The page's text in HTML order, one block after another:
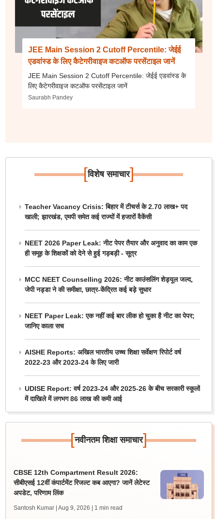
JEE Main Session 2 Cutoff Percentile: जेईई
एडवांस्ड के लिए कैटेगरीवाइज कटऑफ परसेंटाइल जानें
JEE Main Session 2 Cutoff Percentile: जेईई एडवांस्ड के
लिए कैटेगरीवाइज कटऑफ परसेंटाइल जानें
Saurabh Pandey
[विशेष समाचार]
Teacher Vacancy Crisis: बिहार में टीचर्स के 2.70 लाख+ पद
खाली; झारखंड, एमपी समेत कई राज्यों में हजारों वैकेंसी
NEET 2026 Paper Leak: नीट पेपर तैयार और अनुवाद का काम एक
ही समूह के शिक्षकों को देने से हुई गड़बड़ी - सूत्र
MCC NEET Counselling 2026: नीट काउंसलिंग शेड्यूल जल्द,
जेपी नड्डा ने की समीक्षा, छात्र-केंद्रित कई बड़े सुधार
NEET Paper Leak: एक नहीं कई बार लीक हो चुका है नीट का पेपर;
जानिए काला सच
AISHE Reports: अखिल भारतीय उच्च शिक्षा सर्वेक्षण रिपोर्ट वर्ष
2022-23 और 2023-24 के लिए जारी
UDISE Report: वर्ष 2023-24 और 2025-26 के बीच सरकारी स्कूलों
में दाखिले में लगभग 86 लाख की कमी आई
[नवीनतम शिक्षा समाचार]
CBSE 12th Compartment Result 2026:
सीबीएसई 12वीं कंपार्टमेंट रिजल्ट कब आएगा? जानें लेटेस्ट
अपडेट, परिणाम लिंक
Santosh Kumar | Aug 9, 2026 | 1 min read